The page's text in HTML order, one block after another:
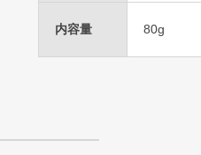
内容量 80g